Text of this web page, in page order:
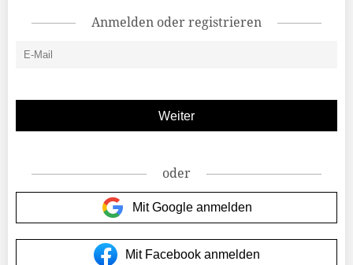
Anmelden oder registrieren
oder
Mit Google anmelden
Mit Facebook anmelden